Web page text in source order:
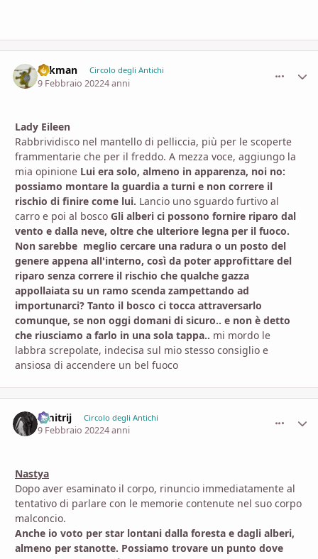
aykman Circolo degli Antichi
9 Febbraio 20224 anni
Lady Eileen
Rabbrividisco nel mantello di pelliccia, più per le scoperte
frammentarie che per il freddo. A mezza voce, aggiungo la
mia opinione Lui era solo, almeno in apparenza, noi no:
possiamo montare la guardia a turni e non correre il
rischio di finire come lui. Lancio uno sguardo furtivo al
carro e poi al bosco Gli alberi ci possono fornire riparo dal
vento e dalla neve, oltre che ulteriore legna per il fuoco.
Non sarebbe meglio cercare una radura o un posto del
genere appena all'interno, così da poter approfittare del
riparo senza correre il rischio che qualche gazza
appollaiata su un ramo scenda zampettando ad
importunarci? Tanto il bosco ci tocca attraversarlo
comunque, se non oggi domani di sicuro.. e non è detto
che riusciamo a farlo in una sola tappa.. mi mordo le
labbra screpolate, indecisa sul mio stesso consiglio e
ansiosa di accendere un bel fuoco
Dmitrij Circolo degli Antichi
9 Febbraio 20224 anni
Nastya
Dopo aver esaminato il corpo, rinuncio immediatamente al
tentativo di parlare con le memorie contenute nel suo corpo
malconcio.
Anche io voto per star lontani dalla foresta e dagli alberi,
almeno per stanotte. Possiamo trovare un punto dove